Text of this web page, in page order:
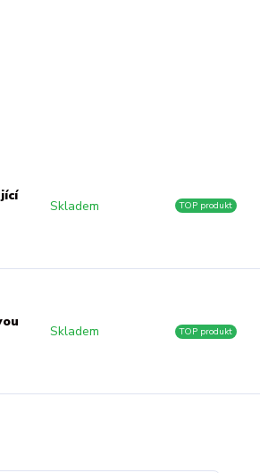
Skladem TOP produkt
Skladem TOP produkt